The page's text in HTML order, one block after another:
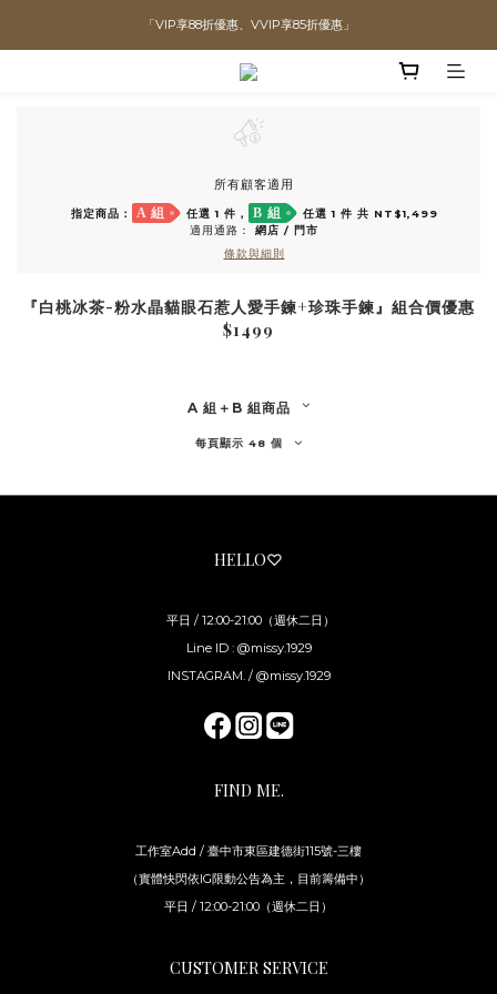
直播喊單享更優惠價格！！
「VIP享88折優惠、VVIP享85折優惠」
全館滿$1300即可享「免運」♡♡
直播喊單享更優惠價格！！
所有顧客適用
指定商品： A 組 任選 1 件， B 組
任選 1 件 共 NT$1,499
適用通路： 網店 /
門市
條款與細則
『白桃冰茶-粉水晶貓眼石惹人愛手鍊+珍珠手鍊』組合價優惠
$1499
A 組＋B 組商品
每頁顯示 48 個
HELLO♡
平日 / 12:00-21:00（週休二日）
Line ID : @missy.1929
INSTAGRAM. / @missy.1929
FIND ME.
工作室Add / 臺中市東區建德街115號-三樓
（實體快閃依IG限動公告為主，目前籌備中）
平日 / 12:00-21:00（週休二日）
CUSTOMER SERVICE